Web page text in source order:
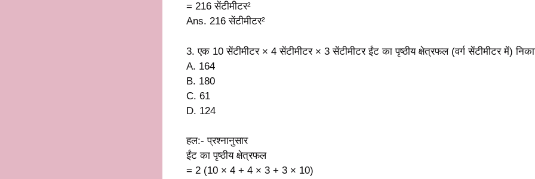
= 216 सेंटीमीटर²
Ans. 216 सेंटीमीटर²
3. एक 10 सेंटीमीटर × 4 सेंटीमीटर × 3 सेंटीमीटर ईंट का पृष्ठीय क्षेत्रफल (वर्ग सेंटीमीटर में)
A. 164
B. 180
C. 61
D. 124
हल:- प्रश्नानुसार
ईंट का पृष्ठीय क्षेत्रफल
= 2 (10 × 4 + 4 × 3 + 3 × 10)